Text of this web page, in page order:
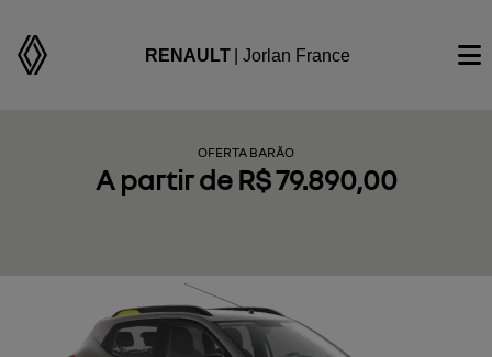
RENAULT | Jorlan France
OFERTA BARÃO
A partir de R$ 79.890,00